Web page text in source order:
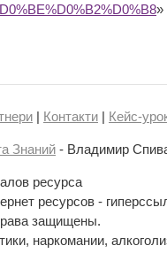
»
| Контакти | Кейс-
Знаний - Владимир
ресурса
ресурсов -
защищены.
наркомании,